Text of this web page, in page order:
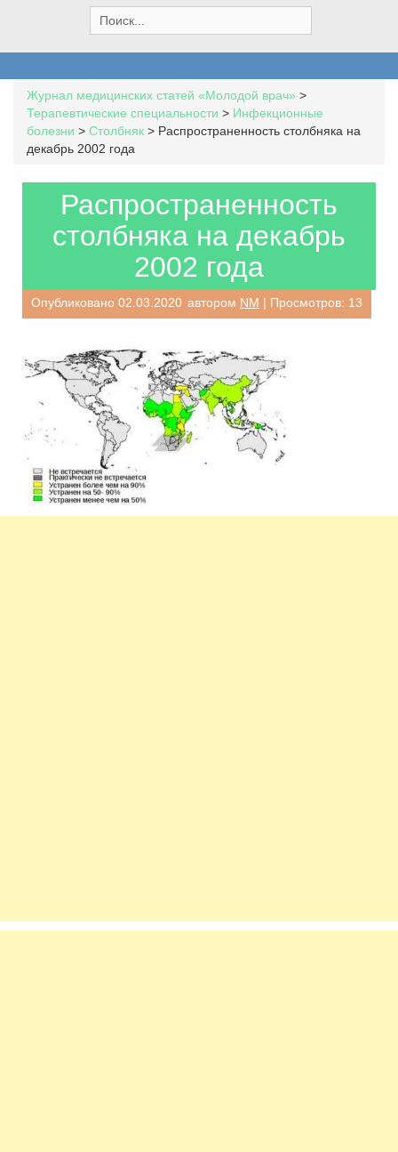
e
a
h
f
o
r
Журнал медицинских статей «Молодой врач» >
Терапевтические специальности > Инфекционные
болезни > Столбняк > Распространенность столбняка на
декабрь 2002 года
Распространенность
столбняка на декабрь
2002 года
Опубликовано 02.03.2020 автором NM | Просмотров: 13